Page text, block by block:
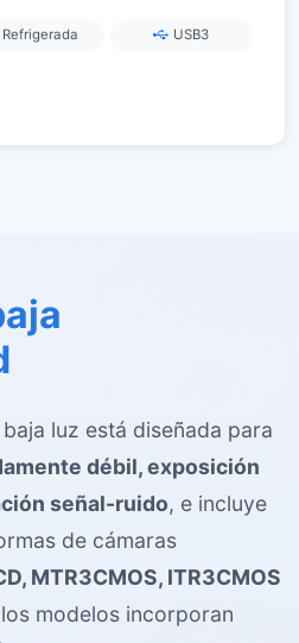
Refrigerada USB3
luz está diseñada para
débil, exposición
señal-ruido, e incluye
de cámaras
MTR3CMOS, ITR3CMOS
modelos incorporan